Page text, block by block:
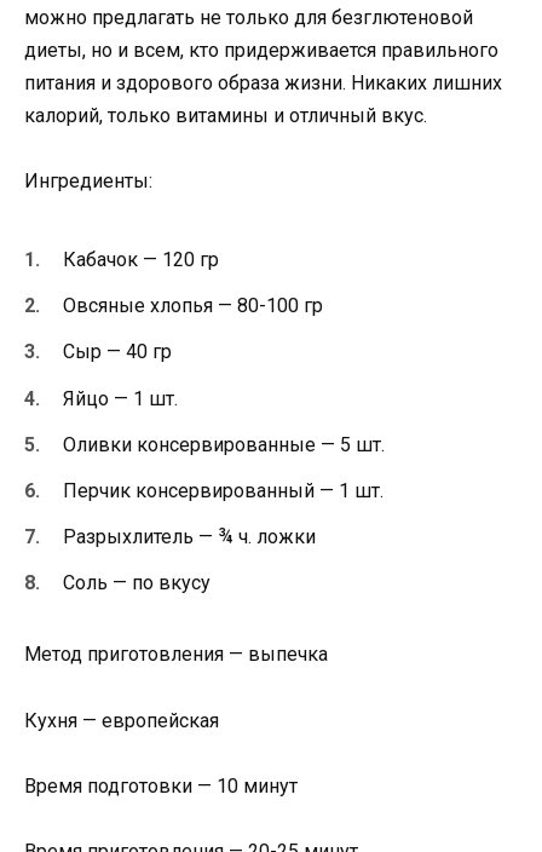
можно предлагать не только для безглютеновой
диеты, но и всем, кто придерживается правильного
питания и здорового образа жизни. Никаких лишних
калорий, только витамины и отличный вкус.
Ингредиенты:
Кабачок — 120 гр
Овсяные хлопья — 80-100 гр
Сыр — 40 гр
Яйцо — 1 шт.
Оливки консервированные — 5 шт.
Перчик консервированный — 1 шт.
Разрыхлитель — ¾ ч. ложки
Соль — по вкусу
Метод приготовления — выпечка
Кухня — европейская
Время подготовки — 10 минут